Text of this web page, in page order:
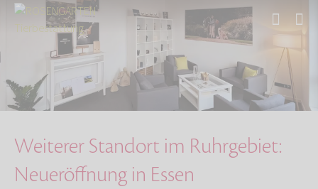
Über uns
Weiterer Standort im Ruhrgebiet: Neueröffnung…
Weiterer Standort im Ruhrgebiet:
Neueröffnung in Essen